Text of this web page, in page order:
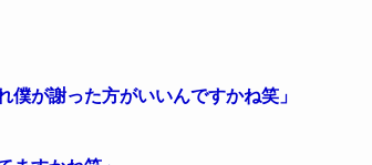
が謝った方がいいんですかね笑」